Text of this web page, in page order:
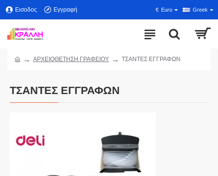
Εισοδος Εγγραφή € Euro Greek
ΑΡΧΕΙΟΘΕΤΗΣΗ ΓΡΑΦΕΙΟΥ ΤΣΑΝΤΕΣ ΕΓΓΡΑΦΩΝ
ΤΣΑΝΤΕΣ ΕΓΓΡΑΦΩΝ